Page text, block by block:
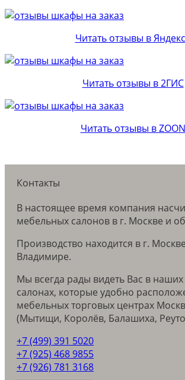
Читать отзывы в
Читать отзывы в 2ГИС
Читать отзывы в ZOON
Контакты
В настоящее время компания
мебельных салонов в г. Москве и
Производство находится в г.
Владимире.
Мы всегда рады видеть Вас в
салонах, которые удобно
мебельных торговых центрах
(Мытищи, Королёв, Балашиха,
+7 (499) 391 5020
+7 (925) 468 9855
+7 (926) 781 3168